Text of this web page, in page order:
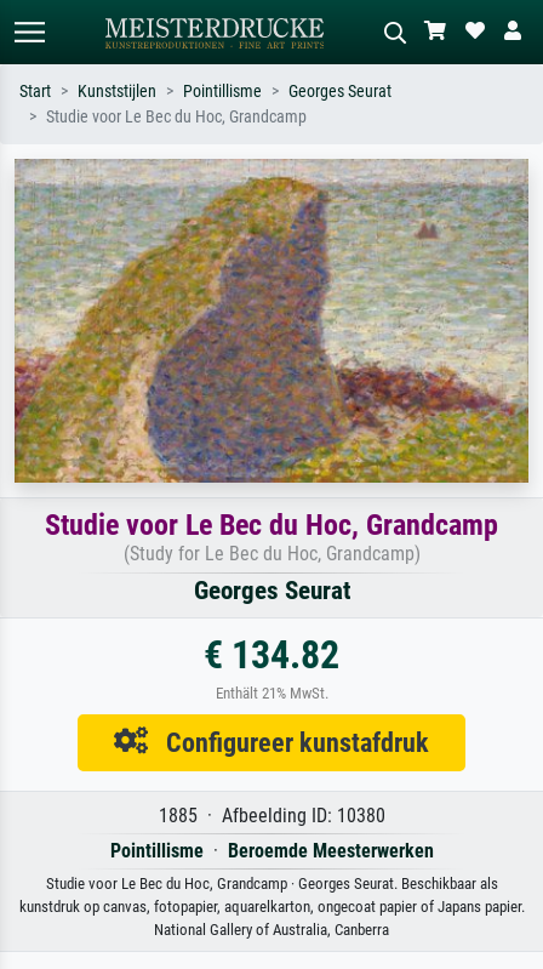
Zoek op kunstenaar, titel of stijl – bijv.
Monet, Sterrennacht, impressionisme,
Hokusai-golf, naakt.
Beschrijf de scène – bijv. groene
weide, abstract met veel rood, donker
olieverfschilderij, staand naakt naast
een boom.
Start Kunststijlen Pointillisme
Georges Seurat
Studie voor Le Bec du Hoc, Grandcamp
Studie voor Le Bec du Hoc, Grandcamp
(Study for Le Bec du Hoc, Grandcamp)
Georges Seurat
€ 134.82
Enthält 21% MwSt.
Configureer kunstafdruk
1885 · Afbeelding ID: 10380
Pointillisme· Beroemde Meesterwerken
Studie voor Le Bec du Hoc, Grandcamp · Georges Seurat. Beschikbaar als
kunstdruk op canvas, fotopapier, aquarelkarton, ongecoat papier of Japans papier.
National Gallery of Australia, Canberra